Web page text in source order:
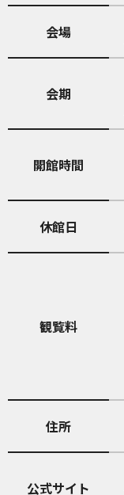
会場
会期
開館時間
休館日
観覧料
住所
公式サイト